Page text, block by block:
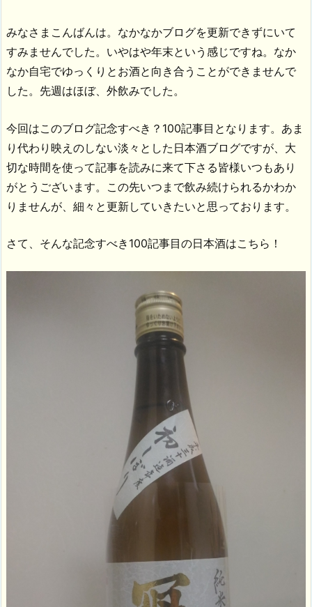
みなさまこんばんは。なかなかブログを更新できずにいて
すみませんでした。いやはや年末という感じですね。なか
なか自宅でゆっくりとお酒と向き合うことができませんで
した。先週はほぼ、外飲みでした。
今回はこのブログ記念すべき？100記事目となります。あま
り代わり映えのしない淡々とした日本酒ブログですが、大
切な時間を使って記事を読みに来て下さる皆様いつもあり
がとうございます。この先いつまで飲み続けられるかわか
りませんが、細々と更新していきたいと思っております。
さて、そんな記念すべき100記事目の日本酒はこちら！